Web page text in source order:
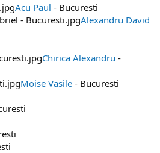
Acu Paul - Bucuresti
Alexandru David
Chirica Alexandru -
Moise Vasile - Bucuresti